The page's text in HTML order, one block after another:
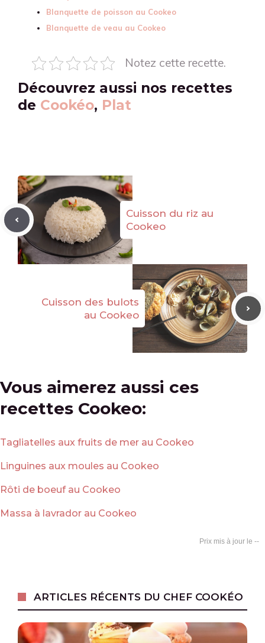
Blanquette de poisson au Cookeo
Blanquette de veau au Cookeo
Notez cette recette.
Découvrez aussi nos recettes
de Cookéo, Plat
Cuisson du riz au
Cookeo
Cuisson des bulots
au Cookeo
Vous aimerez aussi ces
recettes Cookeo:
Tagliatelles aux fruits de mer au Cookeo
Linguines aux moules au Cookeo
Rôti de boeuf au Cookeo
Massa à lavrador au Cookeo
--
ARTICLES RÉCENTS DU CHEF COOKÉO